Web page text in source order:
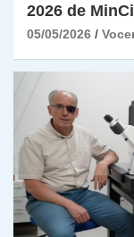
2026 de
05/05/2026